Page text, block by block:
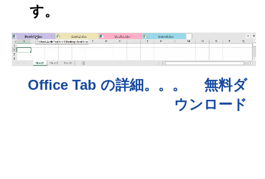
す。
Office Tab の詳細。。。
無料ダ
ウンロード